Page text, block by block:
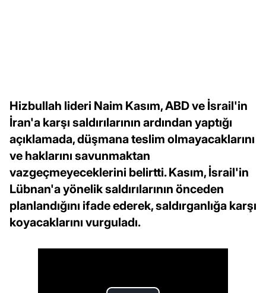
Hizbullah lideri Naim Kasım, ABD ve İsrail'in
İran'a karşı saldırılarının ardından yaptığı
açıklamada, düşmana teslim olmayacaklarını
ve haklarını savunmaktan
vazgeçmeyeceklerini belirtti. Kasım, İsrail'in
Lübnan'a yönelik saldırılarının önceden
planlandığını ifade ederek, saldırganlığa karşı
koyacaklarını vurguladı.